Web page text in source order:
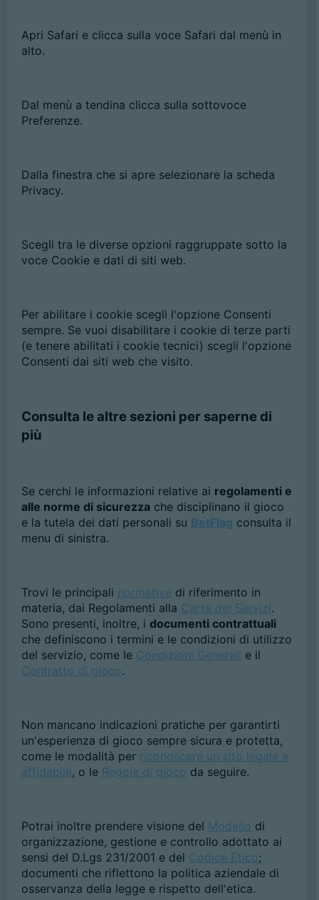
Apri Safari e clicca sulla voce Safari dal menù in
alto.
Dal menù a tendina clicca sulla sottovoce
Preferenze.
Dalla finestra che si apre selezionare la scheda
Privacy.
Scegli tra le diverse opzioni raggruppate sotto la
voce Cookie e dati di siti web.
Per abilitare i cookie scegli l'opzione Consenti
sempre. Se vuoi disabilitare i cookie di terze parti
(e tenere abilitati i cookie tecnici) scegli l'opzione
Consenti dai siti web che visito.
Consulta le altre sezioni per saperne di
più
Se cerchi le informazioni relative ai regolamenti e
alle norme di sicurezza che disciplinano il gioco
e la tutela dei dati personali su BetFlag consulta il
menu di sinistra.
Trovi le principali normative di riferimento in
materia, dai Regolamenti alla Carta dei Servizi.
Sono presenti, inoltre, i documenti contrattuali
che definiscono i termini e le condizioni di utilizzo
del servizio, come le Condizioni Generali e il
Contratto di gioco.
Non mancano indicazioni pratiche per garantirti
un'esperienza di gioco sempre sicura e protetta,
come le modalità per riconoscere un sito legale e
affidabile, o le Regole di gioco da seguire.
Potrai inoltre prendere visione del Modello di
organizzazione, gestione e controllo adottato ai
sensi del D.Lgs 231/2001 e del Codice Etico;
documenti che riflettono la politica aziendale di
osservanza della legge e rispetto dell'etica.